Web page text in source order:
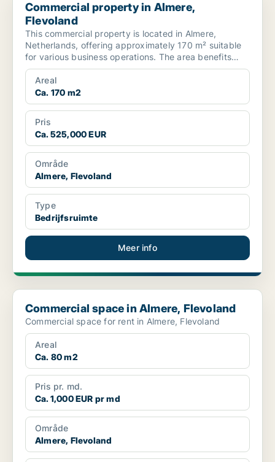
Commercial property in Almere,
Flevoland
This commercial property is located in Almere,
Netherlands, offering approximately 170 m² suitable
for various business operations. The area benefits
from go...
Areal
Ca. 170 m2
Pris
Ca. 525,000 EUR
Område
Almere, Flevoland
Type
Bedrijfsruimte
Meer info
Commercial space in Almere, Flevoland
Commercial space in Almere, Flevoland
Commercial space for rent in Almere, Flevoland
Areal
Ca. 80 m2
Pris pr. md.
Ca. 1,000 EUR pr md
Område
Almere, Flevoland